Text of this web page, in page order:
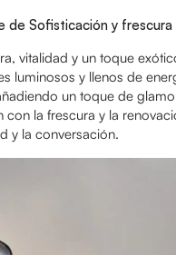
de Sofisticación y frescura
vitalidad y un toque
luminosos y llenos de
un toque de
con la frescura y la
y la conversación.